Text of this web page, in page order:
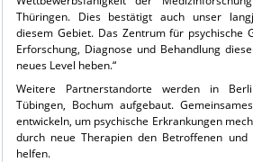
Thüringen. Dies bestätigt auch unser
diesem Gebiet. Das Zentrum für psychische
Erforschung, Diagnose und Behandlung
neues Level heben.“
Weitere Partnerstandorte werden in
Tübingen, Bochum aufgebaut.
entwickeln, um psychische Erkrankungen
durch neue Therapien den Betroffenen
helfen.